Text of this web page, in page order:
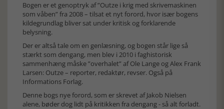
Bogen er et genoptryk af ”Outze i krig med skrivemaskinen
som våben” fra 2008 – tilsat et nyt forord, hvor især bogens
kildegrundlag bliver sat under kritisk og forklarende
belysning.
Der er altså tale om en genlæsning, og bogen står lige så
stærkt som dengang, men blev i 2010 i faghistorisk
sammenhæng måske ”overhalet” af Ole Lange og Alex Frank
Larsen: Outze – reporter, redaktør, revser. Også på
Informations Forlag.
Denne bogs nye forord, som er skrevet af Jakob Nielsen
alene, bøder dog lidt på kritikken fra dengang - så alt forladt.